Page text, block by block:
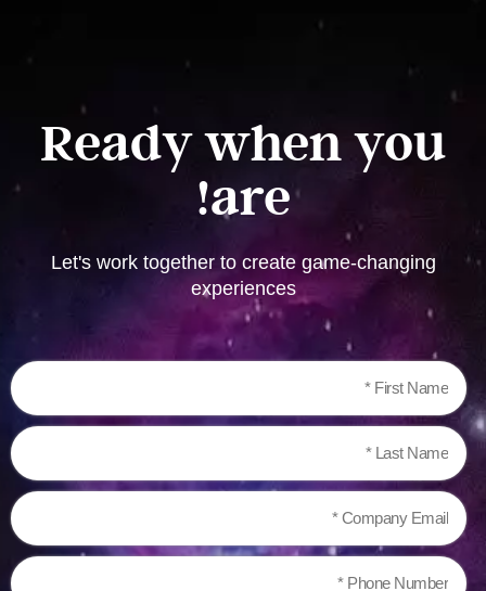
Ready when you
are!
Let's work together to create game-changing
experiences